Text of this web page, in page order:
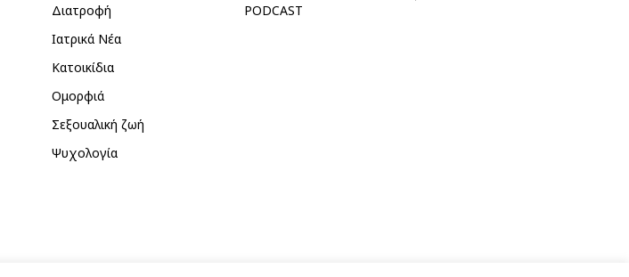
Διατροφή
Ιατρικά Νέα
Κατοικίδια
Ομορφιά
Σεξουαλική ζωή
Ψυχολογία
PODCAST